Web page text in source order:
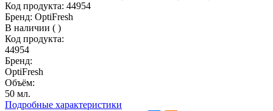
Код продукта: 44954
Бренд: OptiFresh
В наличии ( )
Код продукта:
44954
Бренд:
OptiFresh
Объём:
50 мл.
Подробные характеристики